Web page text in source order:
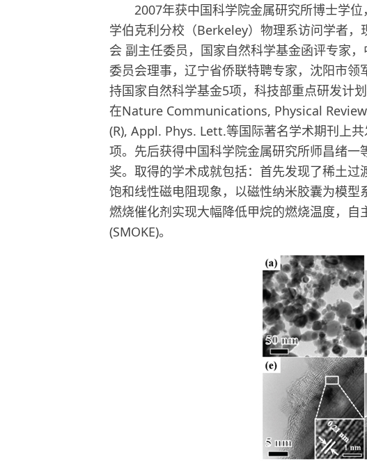
2007年获中国科学院金属研究所博士学位
学伯克利分校（Berkeley）物理系访问学者
会 副主任委员，国家自然科学基金函评专家
委员会理事，辽宁省侨联特聘专家，沈阳市
持国家自然科学基金5项，科技部重点研发计
在Nature Communications, Physical
(R), Appl. Phys. Lett.等国际著名学术期刊上
项。先后获得中国科学院金属研究所师昌绪
奖。取得的学术成就包括：首先发现了稀土
饱和线性磁电阻现象，以磁性纳米胶囊为模
燃烧催化剂实现大幅降低甲烷的燃烧温度，
(SMOKE)。